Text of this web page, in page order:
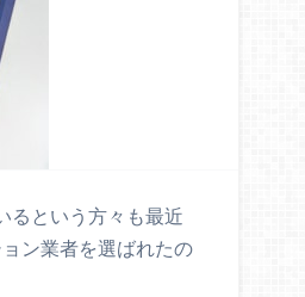
るという方々も最近
ン業者を選ばれたの